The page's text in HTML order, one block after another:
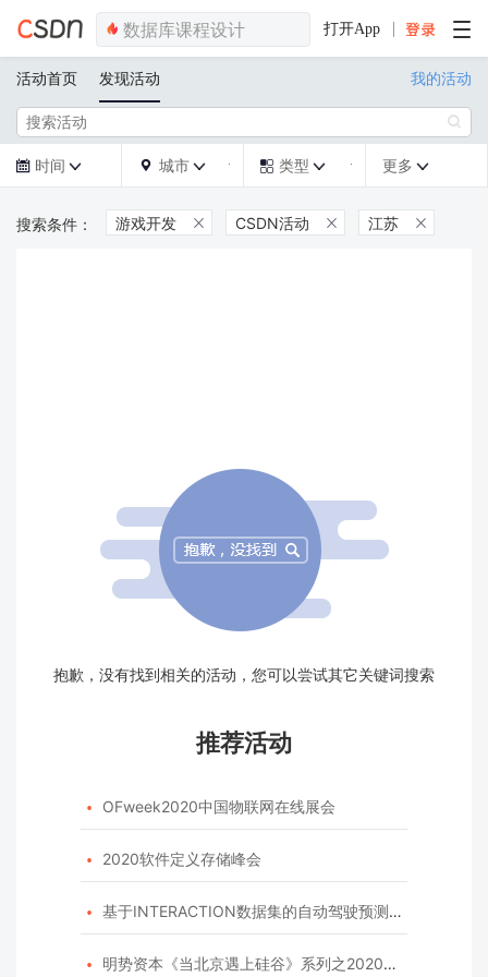
打开App
活动首页 发现活动 我的活动

 时间   城市   类型  更多 
游戏开发  CSDN活动  江苏 
抱歉，没有找到相关的活动，您可以尝试其它关键词搜索
推荐活动
 OFweek2020中国物联网在线展会
 2020软件定义存储峰会
 基于INTERACTION数据集的自动驾驶预测模型挑战赛
 明势资本《当北京遇上硅谷》系列之2020年度开源峰会